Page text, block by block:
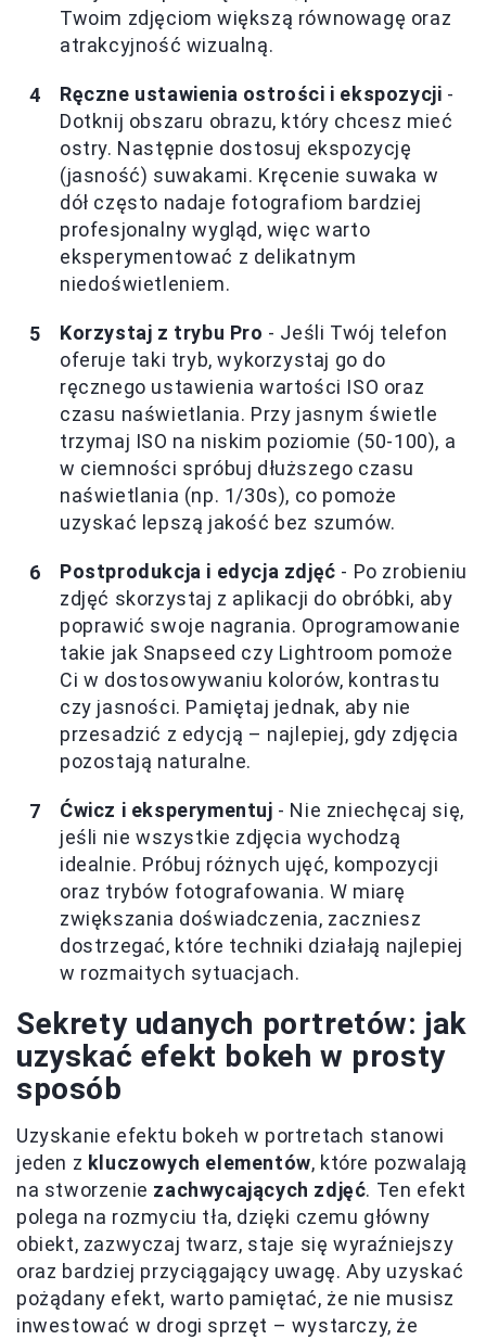
Twoim zdjęciom większą równowagę oraz
atrakcyjność wizualną.
Ręczne ustawienia ostrości i ekspozycji -
Dotknij obszaru obrazu, który chcesz mieć
ostry. Następnie dostosuj ekspozycję
(jasność) suwakami. Kręcenie suwaka w
dół często nadaje fotografiom bardziej
profesjonalny wygląd, więc warto
eksperymentować z delikatnym
niedoświetleniem.
Korzystaj z trybu Pro - Jeśli Twój telefon
oferuje taki tryb, wykorzystaj go do
ręcznego ustawienia wartości ISO oraz
czasu naświetlania. Przy jasnym świetle
trzymaj ISO na niskim poziomie (50-100), a
w ciemności spróbuj dłuższego czasu
naświetlania (np. 1/30s), co pomoże
uzyskać lepszą jakość bez szumów.
Postprodukcja i edycja zdjęć - Po zrobieniu
zdjęć skorzystaj z aplikacji do obróbki, aby
poprawić swoje nagrania. Oprogramowanie
takie jak Snapseed czy Lightroom pomoże
Ci w dostosowywaniu kolorów, kontrastu
czy jasności. Pamiętaj jednak, aby nie
przesadzić z edycją – najlepiej, gdy zdjęcia
pozostają naturalne.
Ćwicz i eksperymentuj - Nie zniechęcaj się,
jeśli nie wszystkie zdjęcia wychodzą
idealnie. Próbuj różnych ujęć, kompozycji
oraz trybów fotografowania. W miarę
zwiększania doświadczenia, zaczniesz
dostrzegać, które techniki działają najlepiej
w rozmaitych sytuacjach.
Sekrety udanych portretów: jak
uzyskać efekt bokeh w prosty
sposób
Uzyskanie efektu bokeh w portretach stanowi
jeden z kluczowych elementów, które pozwalają
na stworzenie zachwycających zdjęć. Ten efekt
polega na rozmyciu tła, dzięki czemu główny
obiekt, zazwyczaj twarz, staje się wyraźniejszy
oraz bardziej przyciągający uwagę. Aby uzyskać
pożądany efekt, warto pamiętać, że nie musisz
inwestować w drogi sprzęt – wystarczy, że